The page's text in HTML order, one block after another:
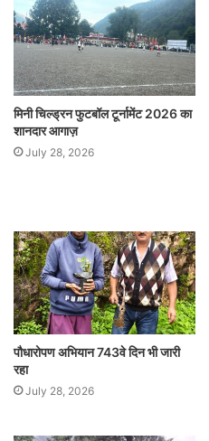
मिनी चिल्ड्रन फुटबॉल टूर्नामेंट 2026 का
शानदार आगाज़
July 28, 2026
पौधारोपण अभियान 743वे दिन भी जारी
रहा
July 28, 2026